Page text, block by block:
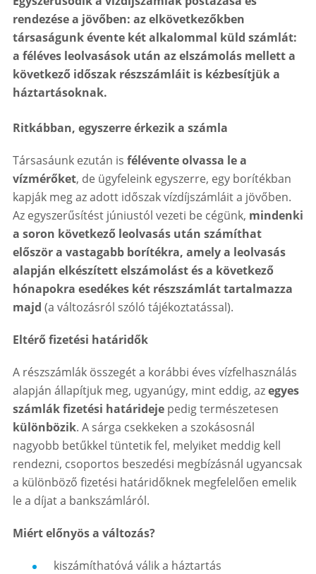
rendezése a jövőben: az elkövetkezőkben
társaságunk évente két alkalommal küld számlát:
a féléves leolvasások után az elszámolás mellett a
következő időszak részszámláit is kézbesítjük a
háztartásoknak.
Ritkábban, egyszerre érkezik a számla
Társasáunk ezután is félévente olvassa le a
vízmérőket, de ügyfeleink egyszerre, egy borítékban
kapják meg az adott időszak vízdíjszámláit a jövőben.
Az egyszerűsítést júniustól vezeti be cégünk, mindenki
a soron következő leolvasás után számíthat
először a vastagabb borítékra, amely a leolvasás
alapján elkészített elszámolást és a következő
hónapokra esedékes két részszámlát tartalmazza
majd (a változásról szóló tájékoztatással).
Eltérő fizetési határidők
A részszámlák összegét a korábbi éves vízfelhasználás
alapján állapítjuk meg, ugyanúgy, mint eddig, azegyes
számlák fizetési határideje pedig természetesen
különbözik. A sárga csekkeken a szokásosnál
nagyobb betűkkel tüntetik fel, melyiket meddig kell
rendezni, csoportos beszedési megbízásnál ugyancsak
a különböző fizetési határidőknek megfelelően emelik
le a díjat a bankszámláról.
Miért előnyös a változás?
kiszámíthatóvá válik a háztartás